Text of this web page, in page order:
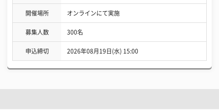
開催場所 オンラインにて実施
募集人数 300名
申込締切 2026年08月19日(水) 15:00